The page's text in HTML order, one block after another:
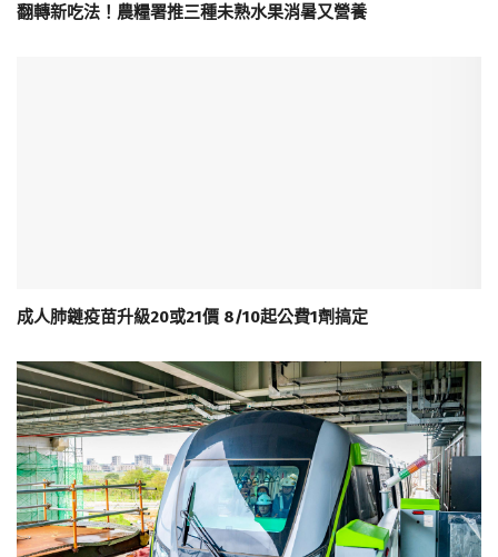
翻轉新吃法！農糧署推三種未熟水果消暑又營養
成人肺鏈疫苗升級20或21價 8/10起公費1劑搞定